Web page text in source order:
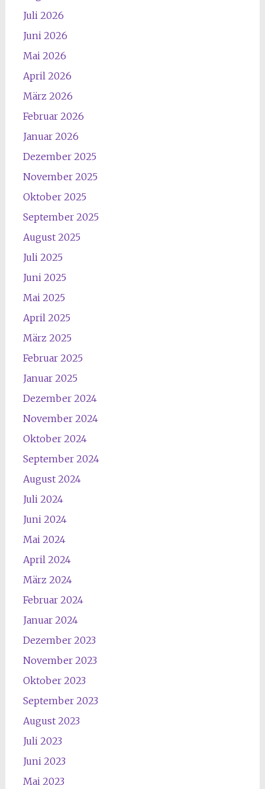
Juli 2026
Juni 2026
Mai 2026
April 2026
März 2026
Februar 2026
Januar 2026
Dezember 2025
November 2025
Oktober 2025
September 2025
August 2025
Juli 2025
Juni 2025
Mai 2025
April 2025
März 2025
Februar 2025
Januar 2025
Dezember 2024
November 2024
Oktober 2024
September 2024
August 2024
Juli 2024
Juni 2024
Mai 2024
April 2024
März 2024
Februar 2024
Januar 2024
Dezember 2023
November 2023
Oktober 2023
September 2023
August 2023
Juli 2023
Juni 2023
Mai 2023